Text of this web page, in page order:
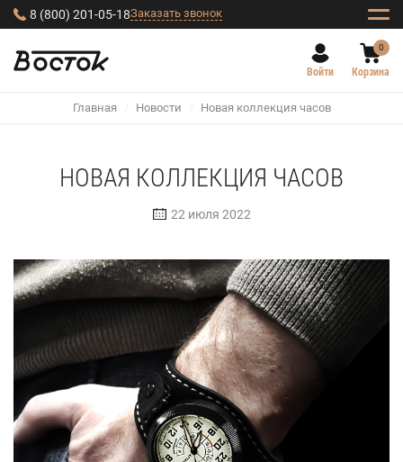
8 (800) 201-05-18Заказать звонок
Войти
0
Корзина
Главная / Новости / Новая коллекция часов
НОВАЯ КОЛЛЕКЦИЯ ЧАСОВ
22 июля 2022